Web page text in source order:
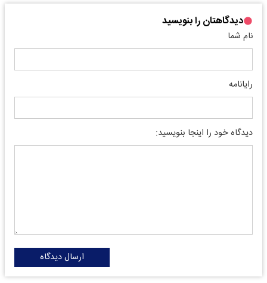
دیدگاهتان را بنویسید
نام شما
رایانامه
دیدگاه خود را اینجا بنویسید:
ارسال دیدگاه